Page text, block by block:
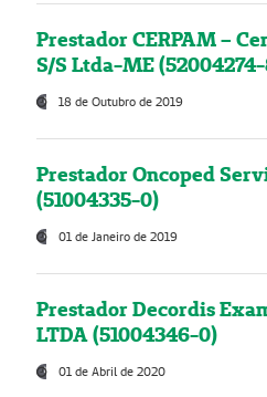
Prestador CERPAM –
S/S Ltda-ME
18 de Outubro de 2019
Prestador Oncoped
(51004335-0)
01 de Janeiro de 2019
Prestador Decordis
LTDA (51004346-0)
01 de Abril de 2020